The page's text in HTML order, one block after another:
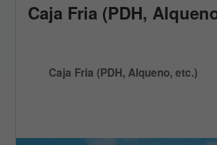
Caja Fria (PDH,
Caja Fria (PDH, Alqueno, etc.)